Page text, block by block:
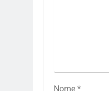
Nome *